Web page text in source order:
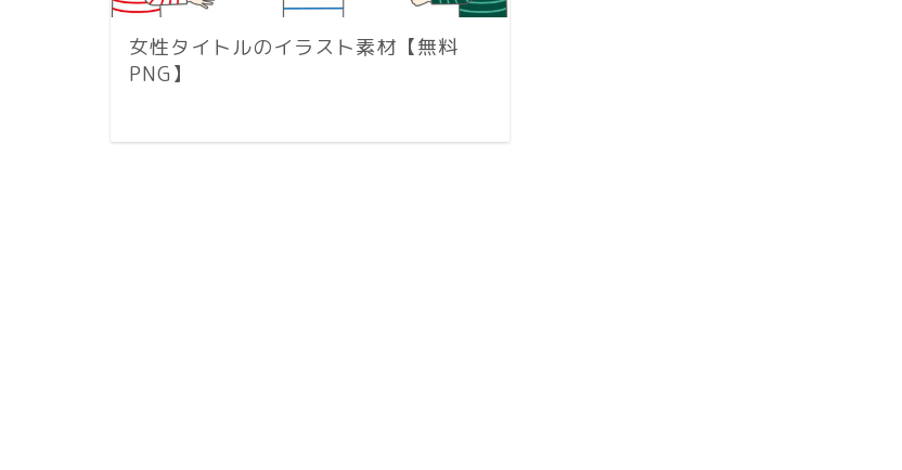
女性タイトルのイラスト素材【無料
PNG】